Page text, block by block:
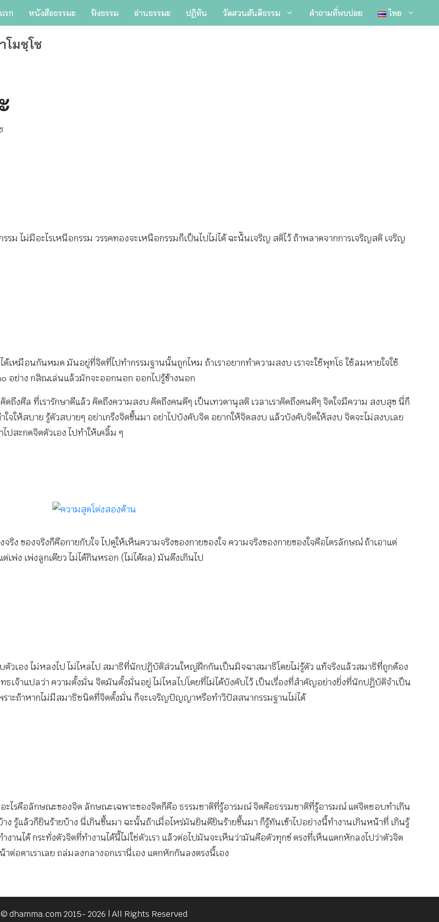
รก หนังสือธรรมะ ฟังธรรม อ่านธรรมะ ปฏิทิน วัดสวนสันติธรรม คำถามที่พบบ่อย ไทย
โมชฺโช
ม ไม่มีอะไรเหนือกรรม วรรคทองจะเหนือกรรมก็เป็นไปไม่ได้ ฉะน้ันเจริญ สติไว้ ถ้าพลาดจากการเจริญสติ เจริญ
ได้เหมือนกันหมด มันอยู่ที่จิตที่ไปทำกรรมฐานนั้นถูกไหม ถ้าเราอยากทำความสงบ เราจะใช้พุทโธ ใช้ลมหายใจใช้
๐ อย่าง กสิณเล่นแล้วมักจะออกนอก ออกไปรู้ข้างนอก
ดถึงศีล ที่เรารักษาดีแล้ว คิดถึงความสงบ คิดถึงคนดีๆ เป็นเทวตานุสติ เวลาเราคิดถึงคนดีๆ จิตใจมืความ สงบสุข นี่ก็
ใจให้สบาย รู้ตัวสบายๆ อย่าเกร็งจิตขึ้นมา อย่าไปบังคับจิต อยากให้จิตสงบ แล้วบังคับจิตให้สงบ จิตจะไม่สงบเลย
สะกดจิตตัวเอง ไปทำให้เคลิ้ม ๆ
ริง ของจริงก็คือกายกับใจ ไปดูให้เห็นความจริงของกายของใจ ความจริงของกายของใจคือไตรลักษณ์ ถ้าเอาแต่
พ่ง เพ่งลูกเดียว ไม่ได้กินหรอก (ไม่ได้ผล) มันตึงเกินไป
เอง ไม่หลงไป ไม่ไหลไป สมาธิที่นักปฏิบัติส่วนใหญ่ฝึกกันเป็นมิจฉาสมาธิโดยไม่รู้ตัว แท้จริงแล้วสมาธิที่ถูกต้อง
เจ้าแปลว่า ความตั้งมั่น จิตมันตั้งมั่นอยู่ ไม่ไหลไปโดยที่ไม่ได้บังคับไว้ เป็นเรื่องที่สำคัญอย่างยิ่งที่นักปฏิบัติจำเป็น
าะถ้าหากไม่มีสมาธิชนิดที่จิตตั้งมั่น ก็จะเจริญปัญญาหรือทำวิปัสสนากรรมฐานไม่ได้
ะไรคือลักษณะของจิต ลักษณะเฉพาะของจิตก็คือ ธรรมชาติที่รู้อารมณ์ จิตคือธรรมชาติที่รู้อารมณ์ แต่จิตชอบทำเกิน
รู้แล้วก็ยินร้ายบ้าง นี่เกินขึ้นมา ฉะนั้นถ้าเมื่อไหร่มันยินดียินร้ายขึ้นมา ก็รู้ทันเข้าไปอย่างนี้ทำงานเกินหน้าที่ เกินรู้
นได้ กระทั่งตัวจิตที่ทำงานได้นี้ไม่ใช่ตัวเรา แล้วต่อไปมันจะเห็นว่ามันคือตัวทุกข์ ตรงที่เห็นแตกหักลงไปว่าตัวจิต
อตาเราเลย ถล่มลงกลางอกเรานี่เอง แตกหักกันลงตรงนี้เอง
© dhamma.com 2015- 2026 | All Rights Reserved